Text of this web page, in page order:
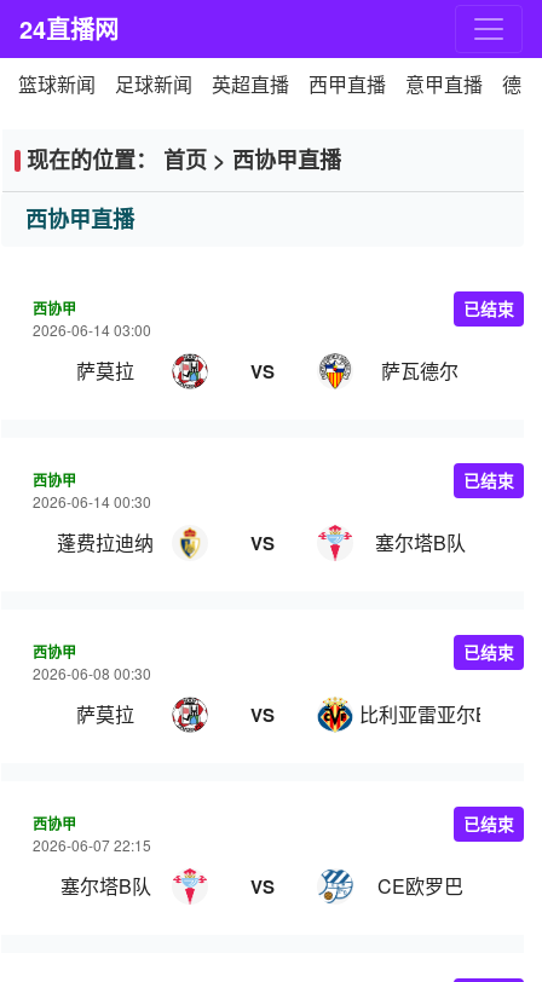
24直播网
篮球新闻 足球新闻 英超直播 西甲直播 意甲直播 德
现在的位置： 首页 > 西协甲直播
西协甲直播
西协甲
2026-06-14 03:00
萨莫拉 VS 萨瓦德尔
已结束
西协甲
2026-06-14 00:30
蓬费拉迪纳 VS 塞尔塔B队
已结束
西协甲
2026-06-08 00:30
萨莫拉 VS 比利亚雷亚尔B队
已结束
西协甲
2026-06-07 22:15
塞尔塔B队 VS CE欧罗巴
已结束